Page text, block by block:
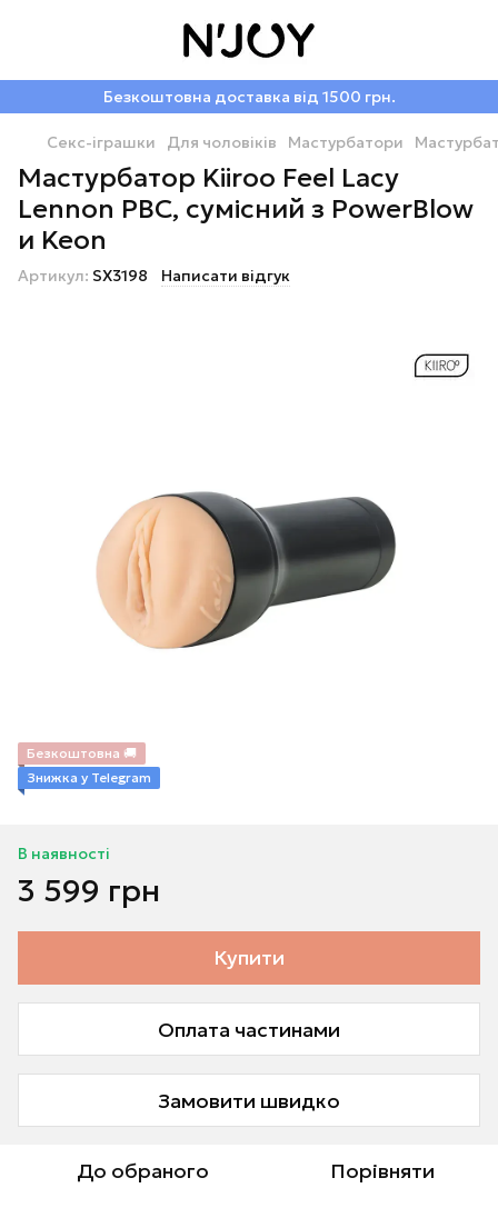
Безкоштовна доставка від 1500 грн.
Секс-іграшки Для чоловіків Мастурбатори
Мастурбатор Kiiroo Feel Lacy
Lennon PBC, сумісний з PowerBlow
и Keon
Артикул: SX3198 Написати відгук
Безкоштовна 🚚
Знижка у Telegram
В наявності
3 599 грн
Купити
Оплата частинами
Замовити швидко
До обраного Порівняти